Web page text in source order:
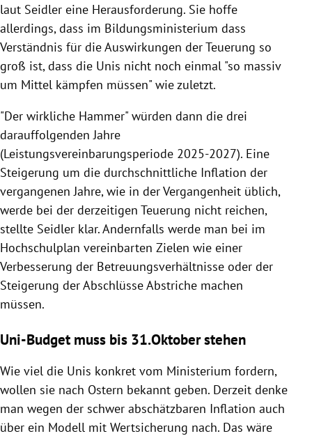
laut Seidler eine Herausforderung. Sie hoffe
allerdings, dass im Bildungsministerium dass
Verständnis für die Auswirkungen der Teuerung so
groß ist, dass die Unis nicht noch einmal "so massiv
um Mittel kämpfen müssen" wie zuletzt.
"Der wirkliche Hammer" würden dann die drei
darauffolgenden Jahre
(Leistungsvereinbarungsperiode 2025-2027). Eine
Steigerung um die durchschnittliche Inflation der
vergangenen Jahre, wie in der Vergangenheit üblich,
werde bei der derzeitigen Teuerung nicht reichen,
stellte Seidler klar. Andernfalls werde man bei im
Hochschulplan vereinbarten Zielen wie einer
Verbesserung der Betreuungsverhältnisse oder der
Steigerung der Abschlüsse Abstriche machen
müssen.
Uni-Budget muss bis 31.Oktober stehen
Wie viel die Unis konkret vom Ministerium fordern,
wollen sie nach Ostern bekannt geben. Derzeit denke
man wegen der schwer abschätzbaren Inflation auch
über ein Modell mit Wertsicherung nach. Das wäre